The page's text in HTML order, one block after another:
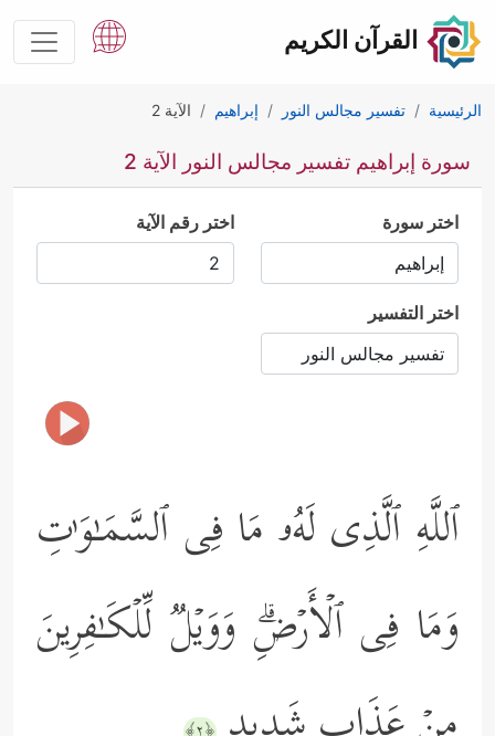
القرآن الكريم
الرئيسية تفسير مجالس النور إبراهيم الآية 2
سورة إبراهيم تفسير مجالس النور الآية 2
اختر سورة اختر رقم الآية
اختر التفسير
ٱللَّهِ ٱلَّذِی لَهُۥ مَا فِی ٱلسَّمَـٰوَ ٰ⁠تِ
وَمَا فِی ٱلۡأَرۡضِۗ وَوَیۡلࣱ لِّلۡكَـٰفِرِینَ